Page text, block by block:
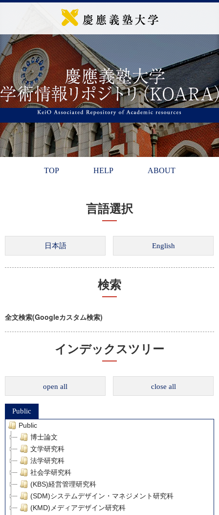
TOP HELP ABOUT
言語選択
検索
全文検索(Googleカスタム検索)
インデックスツリー
open all close all
Public
Public
博士論文
文学研究科
法学研究科
社会学研究科
(KBS)経営管理研究科
(SDM)システムデザイン・マネジメント研究科
(KMD)メディアデザイン研究科